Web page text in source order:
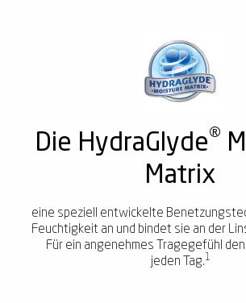
Die HydraGlyde®
Matrix
eine speziell entwickelte
Feuchtigkeit an und bindet sie an der
Für ein angenehmes Tragegefühl
jeden Tag.1